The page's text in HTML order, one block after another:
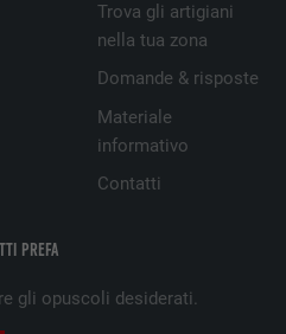
PREFA
gli opuscoli desiderati.
Trova gli artigiani
nella tua zona
Domande & risposte
Materiale
informativo
Contatti